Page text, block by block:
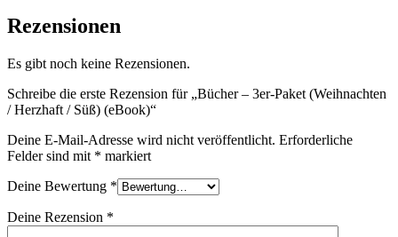
Rezensionen
Es gibt noch keine Rezensionen.
Schreibe die erste Rezension für „Bücher – 3er-Paket (Weihnachten
/ Herzhaft / Süß) (eBook)“
Deine E-Mail-Adresse wird nicht veröffentlicht. Erforderliche
Felder sind mit * markiert
Deine Bewertung *
Deine Rezension *